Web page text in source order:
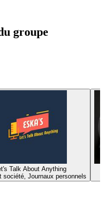
groupe
Talk About Anything
société, Journaux personnels